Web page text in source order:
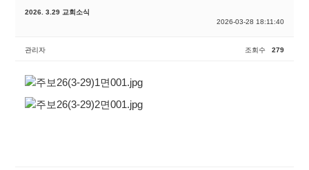
2026. 3.29 교회소식
2026-03-28 18:11:40
관리자 조회수 279